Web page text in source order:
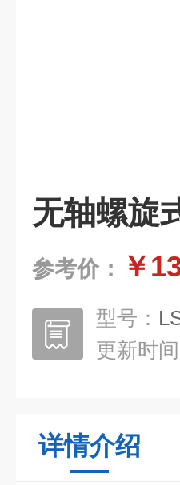
无轴螺旋
参考价： ￥
型号：
更新时间
详情介绍